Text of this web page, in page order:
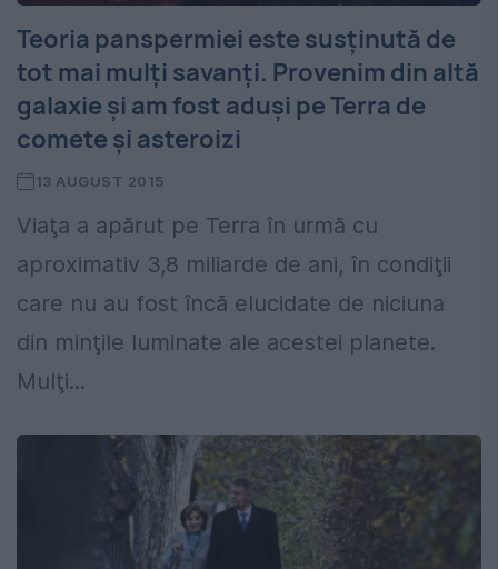
Teoria panspermiei este susţinută de
tot mai mulţi savanţi. Provenim din altă
galaxie şi am fost aduşi pe Terra de
comete şi asteroizi
13 AUGUST 2015
Viaţa a apărut pe Terra în urmă cu
aproximativ 3,8 miliarde de ani, în condiţii
care nu au fost încă elucidate de niciuna
din minţile luminate ale acestei planete.
Mulţi...